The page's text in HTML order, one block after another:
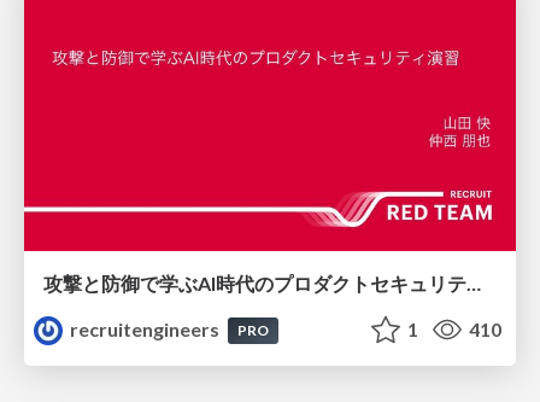
recruitengineers
PRO 1 410